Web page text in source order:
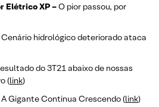
Elétrico XP –O pior passou, por
Cenário hidrológico deteriorado ataca
do 3T21 abaixo de nossas
(link)
A Gigante Continua Crescendo (link)